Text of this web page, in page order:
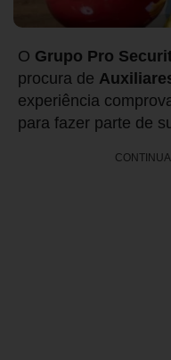
O Grupo Pro
procura de
experiência
para fazer parte de